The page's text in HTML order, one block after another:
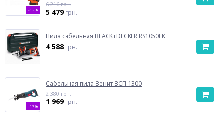
-12%
6 216 грн.
5 479 грн.
Пила сабельная BLACK+DECKER RS1050EK
4 588 грн.
-17%
Cабельная пила Зенит ЗСП-1300
2 380 грн.
1 969 грн.